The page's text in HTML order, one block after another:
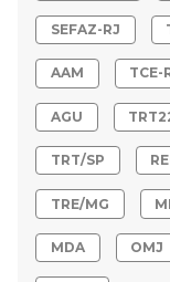
SEFAZ-RJ
AAM TCE-
AGU
TRT/SP
TRE/MG
MDA OMJ